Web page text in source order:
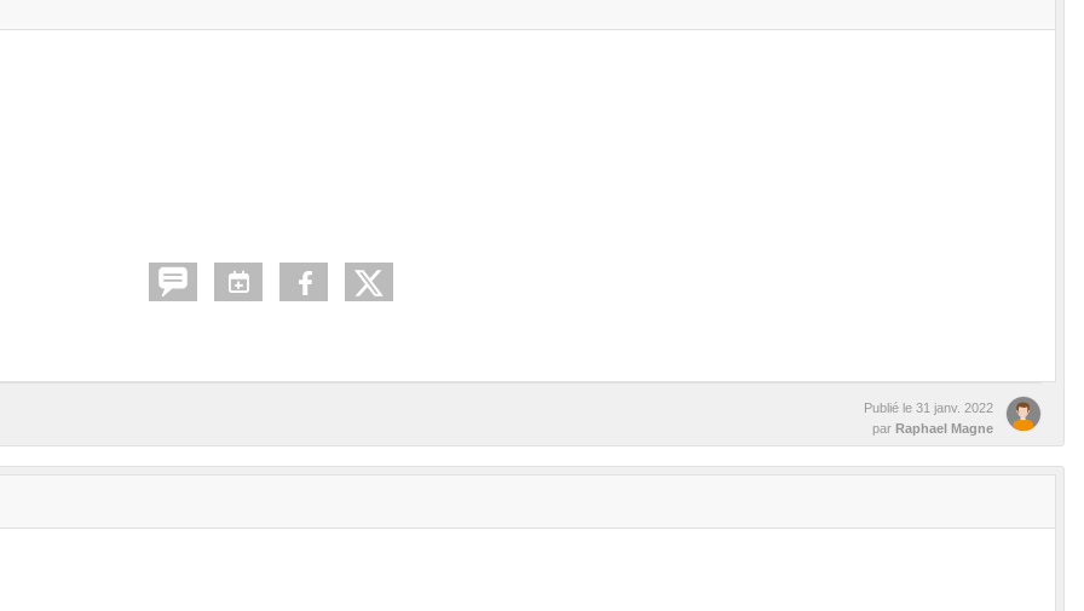
Publié le 31 janv. 2022
par Raphael Magne